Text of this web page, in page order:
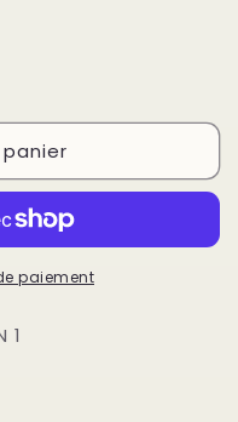
paiement
1